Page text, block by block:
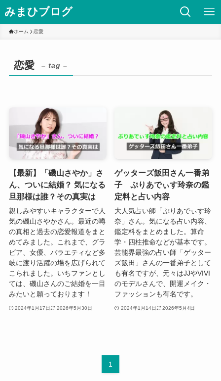
みまひブログ
ホーム 恋愛
恋愛 – tag –
【最新】「磯山さやか」さ
ん、ついに結婚？ 気になる
旦那様は誰？その真実は
親しみやすいキャラクターで人
気の磯山さやかさん。最近の噂
の真相と過去の恋愛報道をまと
めてみました。これまで、グラ
ビア、女優、バラエティなど多
岐に渡り活躍の場を広げられて
こられました。いちファンとし
ては、磯山さんのご結婚を一目
みたいと願っております！
2024年1月17日 2026年5月30日
ゲッターズ飯田さん一番弟
子 ぷりあでぃす玲奈の鑑
定料と占い内容
大人気占い師「ぷりあでぃす玲
奈」さん。気になる占い内容、
鑑定料をまとめました。算命
学・四柱推命などが基本です。
芸能界最強の占い師「ゲッター
ズ飯田」さんの一番弟子として
も有名ですが、元々はJJやVIVI
のモデルさんで、開運メイク・
ファッションも有名です。
2024年1月14日 2026年5月4日
1